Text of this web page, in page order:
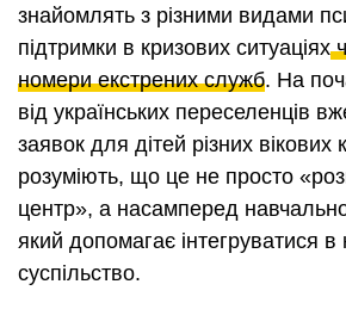
знайомлять з різними видами
підтримки в кризових ситуаціях
номери екстрених служб. На
від українських переселенців
заявок для дітей різних вікових
розуміють, що це не просто
центр», а насамперед
який допомагає інтегруватися в
суспільство.